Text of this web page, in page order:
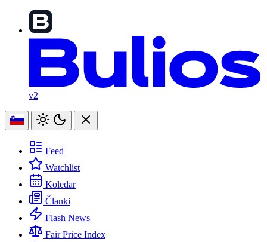
v2
Feed
Watchlist
Koledar
Članki
Flash News
Fair Price Index